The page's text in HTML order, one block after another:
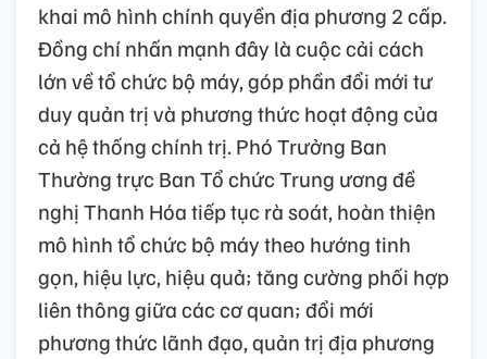
khai mô hình chính quyền địa phương 2 cấp.
Đồng chí nhấn mạnh đây là cuộc cải cách
lớn về tổ chức bộ máy, góp phần đổi mới tư
duy quản trị và phương thức hoạt động của
cả hệ thống chính trị. Phó Trưởng Ban
Thường trực Ban Tổ chức Trung ương đề
nghị Thanh Hóa tiếp tục rà soát, hoàn thiện
mô hình tổ chức bộ máy theo hướng tinh
gọn, hiệu lực, hiệu quả; tăng cường phối hợp
liên thông giữa các cơ quan; đổi mới
phương thức lãnh đạo, quản trị địa phương